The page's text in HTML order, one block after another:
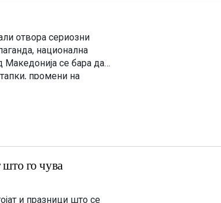
отвора сериозни
национална
Македонија се бара да
промени на
уверувања дека
го чува
и празници што се